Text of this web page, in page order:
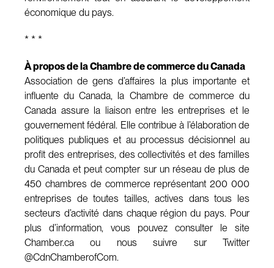
économique du pays.
* * *
À propos de la Chambre de commerce du Canada
Association de gens d’affaires la plus importante et
influente du Canada, la Chambre de commerce du
Canada assure la liaison entre les entreprises et le
gouvernement fédéral. Elle contribue à l’élaboration de
politiques publiques et au processus décisionnel au
profit des entreprises, des collectivités et des familles
du Canada et peut compter sur un réseau de plus de
450 chambres de commerce représentant 200 000
entreprises de toutes tailles, actives dans tous les
secteurs d’activité dans chaque région du pays. Pour
plus d’information, vous pouvez consulter le site
Chamber.ca ou nous suivre sur Twitter
@CdnChamberofCom.